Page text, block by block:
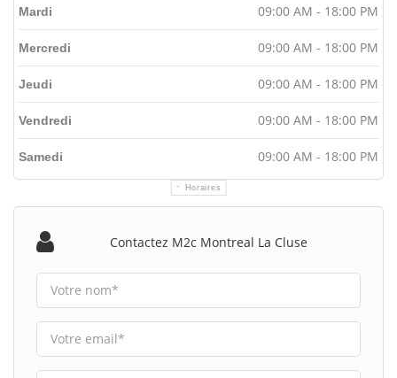
Horaires
Mardi 09:00 AM - 18:00 PM
Mercredi 09:00 AM - 18:00 PM
Jeudi 09:00 AM - 18:00 PM
Vendredi 09:00 AM - 18:00 PM
Samedi 09:00 AM - 18:00 PM
Contactez M2c Montreal La Cluse